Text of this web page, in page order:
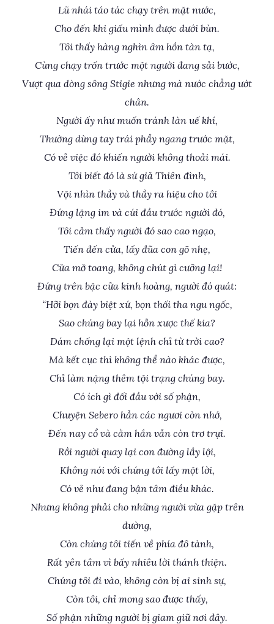
Lũ nhái táo tác chạy trên mặt nước,
Cho đến khi giấu mình được dưới bùn.
Tôi thấy hàng nghìn âm hồn tàn tạ,
Cùng chạy trốn trước một người đang sải bước,
Vượt qua dòng sông Stigie nhưng mà nước chẳng ướt
chân.
Người ấy như muốn tránh làn uế khí,
Thường dùng tay trái phẩy ngang trước mặt,
Có vẻ việc đó khiến người không thoải mái.
Tôi biết đó là sứ giả Thiên đình,
Vội nhìn thầy và thầy ra hiệu cho tôi
Đứng lặng im và cúi đầu trước người đó,
Tôi cảm thấy người đó sao cao ngạo,
Tiến đến cửa, lấy đũa con gõ nhẹ,
Cửa mở toang, không chút gì cưỡng lại!
Đứng trên bậc cửa kinh hoàng, người đó quát:
“Hỡi bọn đày biệt xứ, bọn thối tha ngu ngốc,
Sao chúng bay lại hỗn xược thế kia?
Dám chống lại một lệnh chỉ từ trời cao?
Mà kết cục thì không thể nào khác được,
Chỉ làm nặng thêm tội trạng chúng bay.
Có ích gì đối đầu với số phận,
Chuyện Sebero hẳn các ngươi còn nhớ,
Đến nay cổ và cằm hắn vẫn còn trơ trụi.
Rồi người quay lại con đường lầy lội,
Không nói với chúng tôi lấy một lời,
Có vẻ như đang bận tâm điều khác.
Nhưng không phải cho những người vừa gặp trên
đường,
Còn chúng tôi tiến về phía đô tành,
Rất yên tâm vì bấy nhiêu lời thánh thiện.
Chúng tôi đi vào, không còn bị ai sinh sự,
Còn tôi, chỉ mong sao được thấy,
Số phận những người bị giam giữ nơi đây.